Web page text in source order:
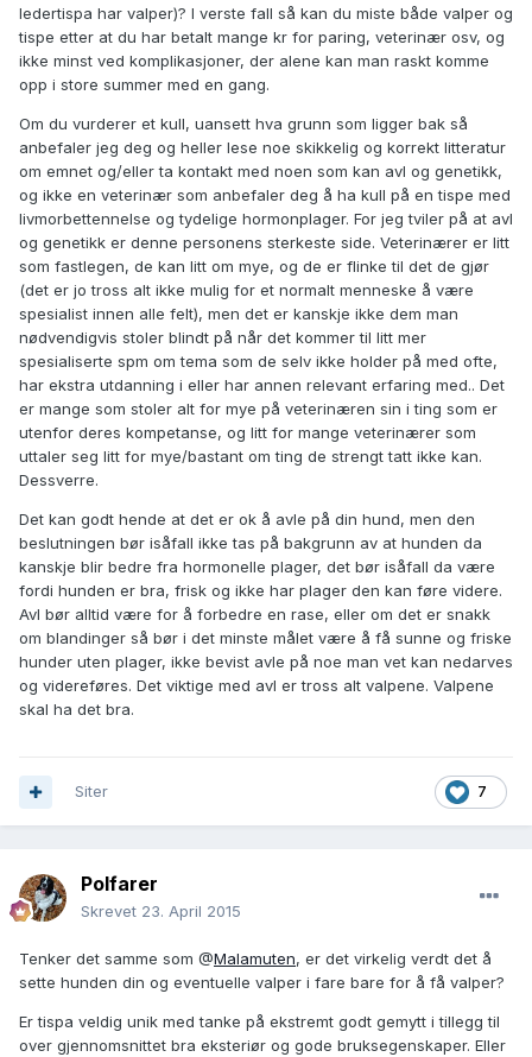
ledertispa har valper)? I verste fall så kan du miste både valper og
tispe etter at du har betalt mange kr for paring, veterinær osv, og
ikke minst ved komplikasjoner, der alene kan man raskt komme
opp i store summer med en gang.
Om du vurderer et kull, uansett hva grunn som ligger bak så
anbefaler jeg deg og heller lese noe skikkelig og korrekt litteratur
om emnet og/eller ta kontakt med noen som kan avl og genetikk,
og ikke en veterinær som anbefaler deg å ha kull på en tispe med
livmorbettennelse og tydelige hormonplager. For jeg tviler på at avl
og genetikk er denne personens sterkeste side. Veterinærer er litt
som fastlegen, de kan litt om mye, og de er flinke til det de gjør
(det er jo tross alt ikke mulig for et normalt menneske å være
spesialist innen alle felt), men det er kanskje ikke dem man
nødvendigvis stoler blindt på når det kommer til litt mer
spesialiserte spm om tema som de selv ikke holder på med ofte,
har ekstra utdanning i eller har annen relevant erfaring med.. Det
er mange som stoler alt for mye på veterinæren sin i ting som er
utenfor deres kompetanse, og litt for mange veterinærer som
uttaler seg litt for mye/bastant om ting de strengt tatt ikke kan.
Dessverre.
Det kan godt hende at det er ok å avle på din hund, men den
beslutningen bør isåfall ikke tas på bakgrunn av at hunden da
kanskje blir bedre fra hormonelle plager, det bør isåfall da være
fordi hunden er bra, frisk og ikke har plager den kan føre videre.
Avl bør alltid være for å forbedre en rase, eller om det er snakk
om blandinger så bør i det minste målet være å få sunne og friske
hunder uten plager, ikke bevist avle på noe man vet kan nedarves
og videreføres. Det viktige med avl er tross alt valpene. Valpene
skal ha det bra.
7
Siter
Polfarer
Skrevet 23. April 2015
Tenker det samme som @Malamuten, er det virkelig verdt det å
sette hunden din og eventuelle valper i fare bare for å få valper?
Er tispa veldig unik med tanke på ekstremt godt gemytt i tillegg til
over gjennomsnittet bra eksteriør og gode bruksegenskaper. Eller